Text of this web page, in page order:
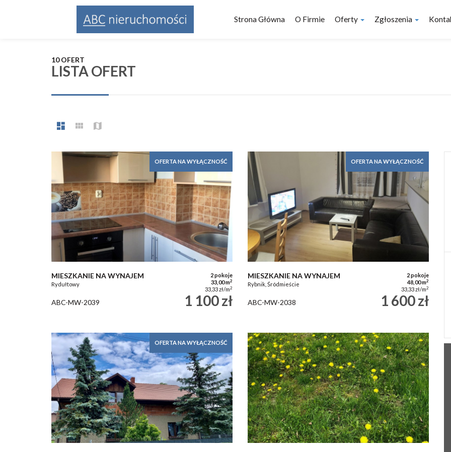
Strona Główna O Firmie Oferty Zgłoszenia
LISTA OFERT
10 OFERT
OFERTA NA WYŁĄCZNOŚĆ
MIESZKANIE NA WYNAJEM
Rydułtowy
2 pokoje
33,00 m2
33,33 zł/m2
ABC-MW-2039 1 100 zł
OFERTA NA WYŁĄCZNOŚĆ
MIESZKANIE NA WYNAJEM
Rybnik, Śródmieście
2 pokoje
48,00 m2
33,33 zł/m2
ABC-MW-2038 1 600 zł
OFERTA NA WYŁĄCZNOŚĆ